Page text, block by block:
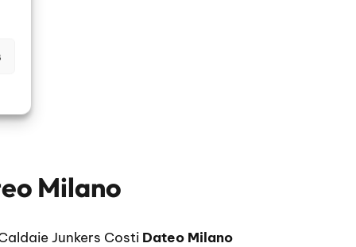
Milano
Junkers Costi Dateo Milano